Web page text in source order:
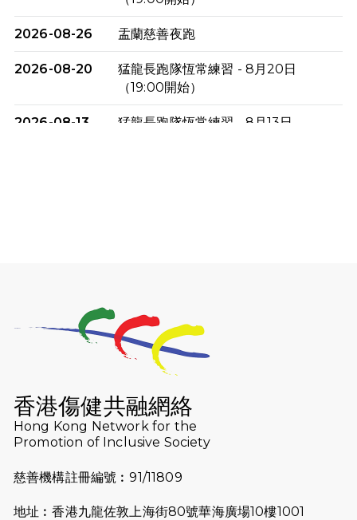
2026-08-26 盂蘭慈善夜跑
2026-08-20
猛龍長跑隊恆常練習 - 8月20日
（19:00開始）
2026-08-13
猛龍長跑隊恆常練習 - 8月13日
2026-07-23
猛龍長跑隊恆常練習 - 7月23日
（19:00開始）
猛龍長跑隊恆常練習 - 7月16日
2026-07-10
【猛龍戈壁118公里分享暨香港傷健共
融網絡15周年晚宴】
2026-07-09
猛龍長跑隊恆常練習 - 7月9日（19:00
香港傷健共融網絡
Hong Kong Network for the
Promotion of Inclusive Society
慈善機構註冊編號︰91/11809
地址︰香港九龍佐敦上海街80號華海廣場10樓1001